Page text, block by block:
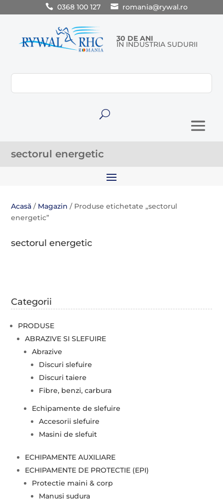
0368 100 127 romania@rywal.ro
30 DE ANI
ÎN INDUSTRIA SUDURII
U
sectorul energetic
Acasă / Magazin / Produse etichetate „sectorul
energetic”
sectorul energetic
Categorii
PRODUSE
ABRAZIVE SI SLEFUIRE
Abrazive
Discuri slefuire
Discuri taiere
Fibre, benzi, carbura
Echipamente de slefuire
Accesorii slefuire
Masini de slefuit
ECHIPAMENTE AUXILIARE
ECHIPAMENTE DE PROTECTIE (EPI)
Protectie maini & corp
Manusi sudura